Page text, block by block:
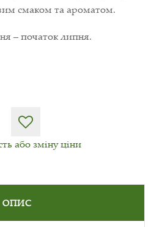
смаком та ароматом.
– початок липня.
або зміну ціни
ОПИС